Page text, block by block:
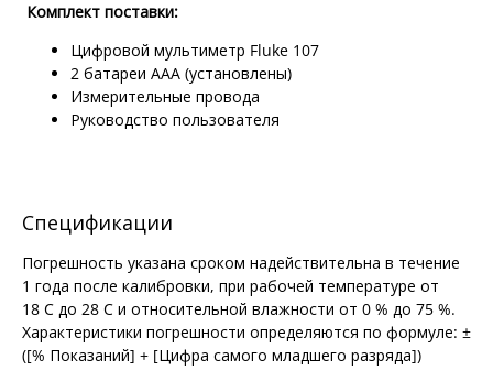
Комплект поставки:
Цифровой мультиметр Fluke 107
2 батареи AAA (установлены)
Измерительные провода
Руководство пользователя
Спецификации
Погрешность указана сроком надействительна в течение
1 года после калибровки, при рабочей температуре от
18 C до 28 C и относительной влажности от 0 % до 75 %.
Характеристики погрешности определяются по формуле: ±
([% Показаний] + [Цифра самого младшего разряда])